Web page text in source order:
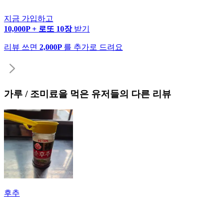
지금 가입하고
10,000P + 로또 10장 받기
리뷰 쓰면 2,000P 를 추가로 드려요
가루 / 조미료을 먹은 유저들의 다른 리뷰
후추